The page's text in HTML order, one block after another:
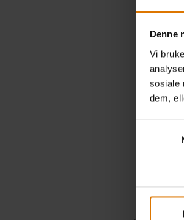
Denne
Vi
sosiale
dem,